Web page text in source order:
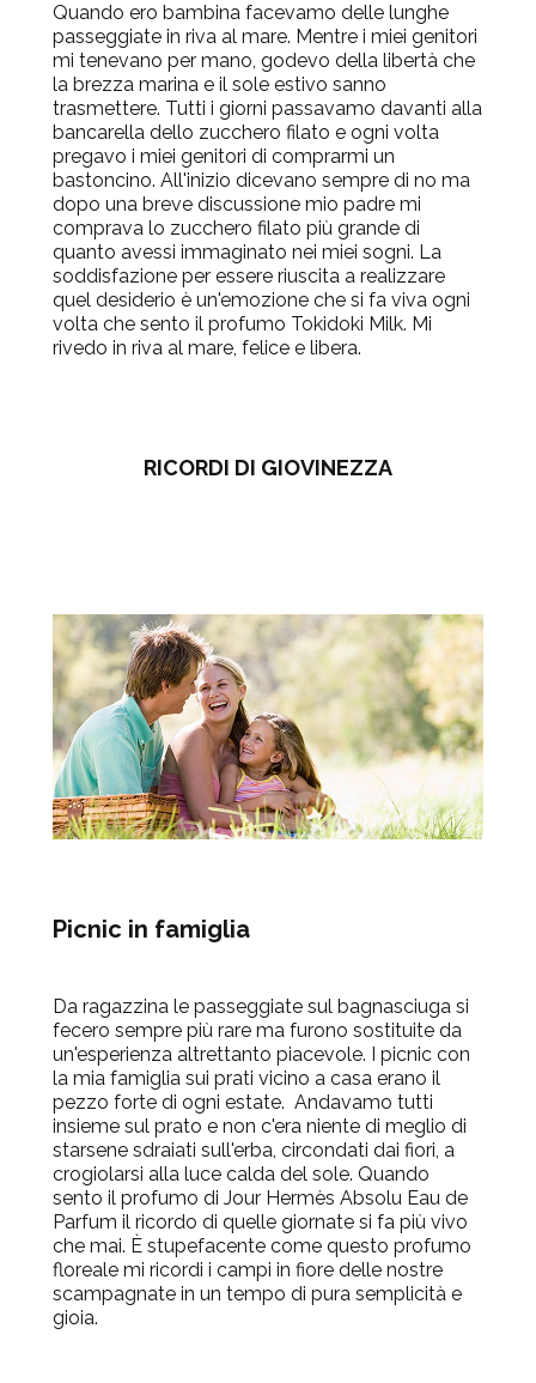
Quando ero bambina facevamo delle lunghe
passeggiate in riva al mare. Mentre i miei genitori
mi tenevano per mano, godevo della libertà che
la brezza marina e il sole estivo sanno
trasmettere. Tutti i giorni passavamo davanti alla
bancarella dello zucchero filato e ogni volta
pregavo i miei genitori di comprarmi un
bastoncino. All'inizio dicevano sempre di no ma
dopo una breve discussione mio padre mi
comprava lo zucchero filato più grande di
quanto avessi immaginato nei miei sogni. La
soddisfazione per essere riuscita a realizzare
quel desiderio è un'emozione che si fa viva ogni
volta che sento il profumo Tokidoki Milk. Mi
rivedo in riva al mare, felice e libera.
RICORDI DI GIOVINEZZA
Picnic in famiglia
Da ragazzina le passeggiate sul bagnasciuga si
fecero sempre più rare ma furono sostituite da
un'esperienza altrettanto piacevole. I picnic con
la mia famiglia sui prati vicino a casa erano il
pezzo forte di ogni estate. Andavamo tutti
insieme sul prato e non c'era niente di meglio di
starsene sdraiati sull'erba, circondati dai fiori, a
crogiolarsi alla luce calda del sole. Quando
sento il profumo di Jour Hermès Absolu Eau de
Parfum il ricordo di quelle giornate si fa più vivo
che mai. È stupefacente come questo profumo
floreale mi ricordi i campi in fiore delle nostre
scampagnate in un tempo di pura semplicità e
gioia.